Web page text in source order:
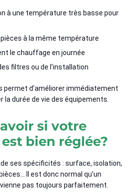
à une température très basse pour
à la même température
le chauffage en journée
filtres ou de l’installation
permet d’améliorer immédiatement
la durée de vie des équipements.
si votre
bien réglée?
ses spécificités : surface, isolation,
Il est donc normal qu’un
pas toujours parfaitement.